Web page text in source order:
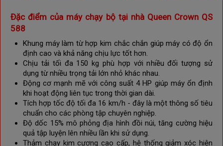
Đặc điểm của máy chạy bộ tại nhà Queen Crown QS
588
Khung máy làm từ hợp kim chắc chắn giúp máy có độ ổn
định cao và khả năng chịu lực tốt hơn.
Chịu tải tối đa 150 kg phù hợp với nhiều đối tượng sử
dụng từ nhiều trọng tải lớn nhỏ khác nhau.
Động cơ mạnh mẽ với công suất 4 HP giúp máy ổn định
khi hoạt động liên tục trong thời gian dài.
Tích hợp tốc độ tối đa 16 km/h - đây là một thông số tiêu
chuẩn cho các phòng tập chuyên nghiệp.
Độ dốc 15% mô phỏng địa hình đồi núi, tăng cường hiệu
quả tập luyện lên nhiều lần khi sử dụng.
Thảm chạy kim cương cao cấp, hệ thống giảm xóc hiện